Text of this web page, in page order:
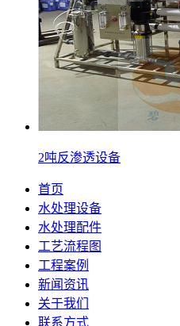
2吨反渗透设备
首页
水处理设备
水处理配件
工艺流程图
工程案例
新闻资讯
关于我们
联系方式